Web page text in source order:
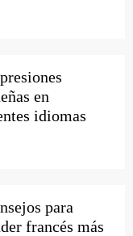
en
idiomas
para
francés más